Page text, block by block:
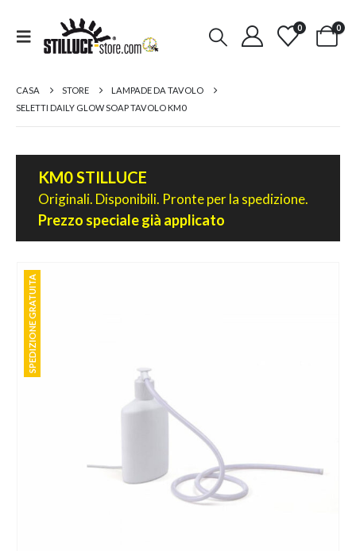
0 0
CASA STORE
LAMPADE DA TAVOLO
SELETTI DAILY GLOW SOAP TAVOLO KM0
KM0 STILLUCE
Originali. Disponibili. Pronte per la spedizione.
Prezzo speciale già applicato
SPEDIZIONE GRATUITA
SPEDIZIONE GRATUITA